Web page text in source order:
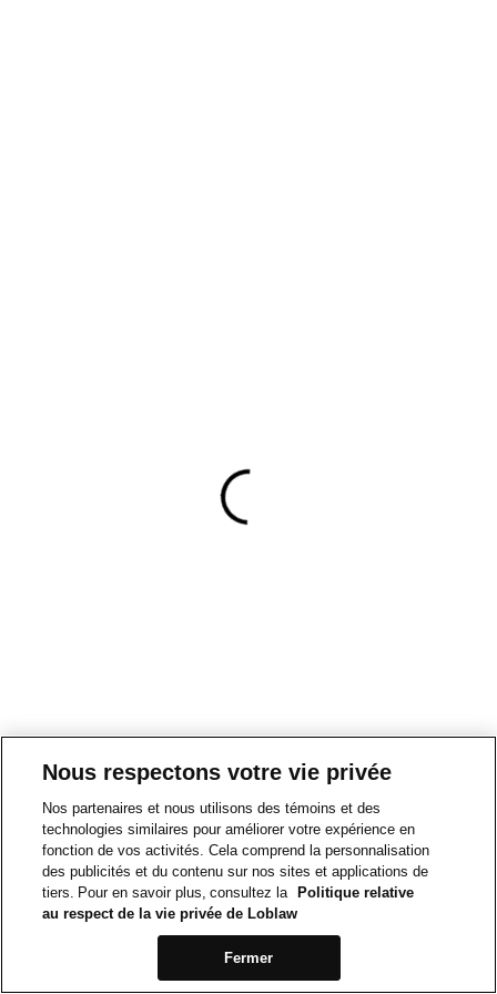
Nous respectons votre vie privée
Nos partenaires et nous utilisons des témoins et des
technologies similaires pour améliorer votre expérience en
fonction de vos activités. Cela comprend la personnalisation
des publicités et du contenu sur nos sites et applications de
tiers. Pour en savoir plus, consultez la
Politique relative
au respect de la vie privée de Loblaw
Fermer